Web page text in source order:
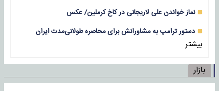
نماز خواندن علی لاریجانی در کاخ کرملین/ عکس
دستور ترامپ به مشاورانش برای محاصره طولانی‌مدت ایران
بیشتر
بازار